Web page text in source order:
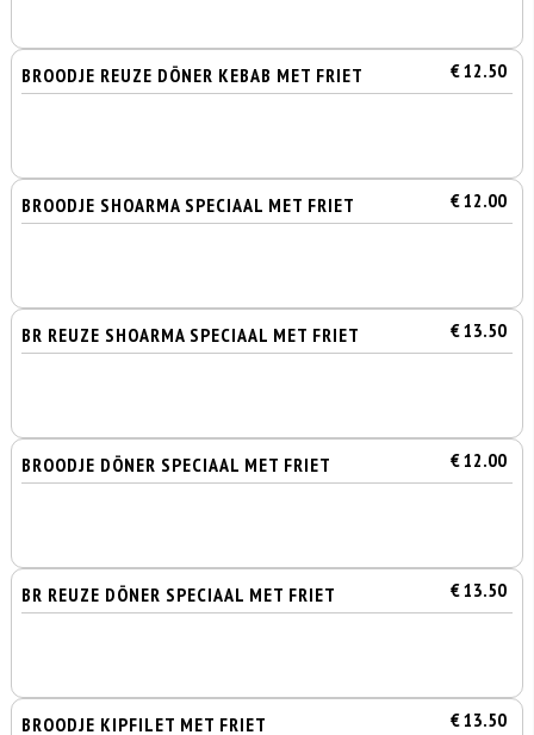
BROODJE REUZE DÖNER KEBAB MET FRIET € 12.50
BROODJE SHOARMA SPECIAAL MET FRIET € 12.00
BR REUZE SHOARMA SPECIAAL MET FRIET € 13.50
BROODJE DÖNER SPECIAAL MET FRIET € 12.00
BR REUZE DÖNER SPECIAAL MET FRIET € 13.50
BROODJE KIPFILET MET FRIET € 13.50